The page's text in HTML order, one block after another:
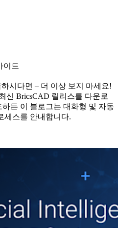
이드
시다면 – 더 이상 보지 마세요!
신 BricsCAD 릴리스를 다운로
든 이 블로그는 대화형 및 자동
세스를 안내합니다.